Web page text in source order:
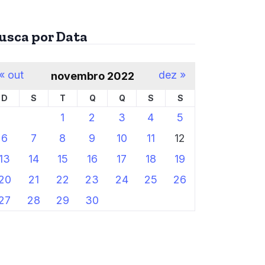
por Data
novembro 2022
D S T Q Q S S
1 2 3 4
5
6
7 8 9 10 11
12
14 15 16 17 18
19
21 22 23 24 25
26
28 29 30
out dez »